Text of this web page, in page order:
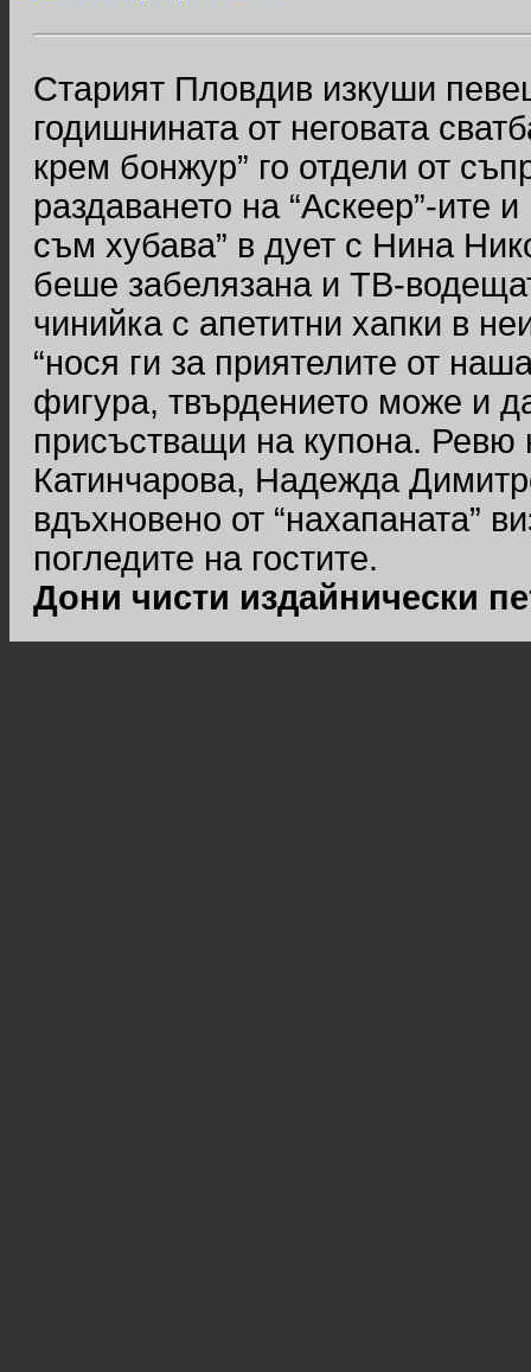
Старият Пловдив изкуши
годишнината от неговата
крем бонжур” го отдели от
раздаването на “Аскеер”-ите
съм хубава” в дует с Нина
беше забелязана и ТВ-
чинийка с апетитни хапки в
“нося ги за приятелите от
фигура, твърдението може и
присъстващи на купона. Ревю
Катинчарова, Надежда
вдъхновено от “нахапаната”
погледите на гостите.
Дони чисти издайнически